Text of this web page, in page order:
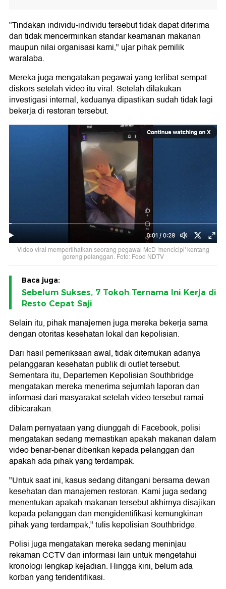
"Tindakan individu-individu tersebut tidak dapat diterima
dan tidak mencerminkan standar keamanan makanan
maupun nilai organisasi kami," ujar pihak pemilik
waralaba.
Mereka juga mengatakan pegawai yang terlibat sempat
diskors setelah video itu viral. Setelah dilakukan
investigasi internal, keduanya dipastikan sudah tidak lagi
bekerja di restoran tersebut.
Video viral memperlihatkan seorang pegawai McD 'mencicipi' kentang
goreng pelanggan. Foto: Food NDTV
Baca juga:
Sebelum Sukses, 7 Tokoh Ternama Ini Kerja di
Resto Cepat Saji
Selain itu, pihak manajemen juga mereka bekerja sama
dengan otoritas kesehatan lokal dan kepolisian.
Dari hasil pemeriksaan awal, tidak ditemukan adanya
pelanggaran kesehatan publik di outlet tersebut.
Sementara itu, Departemen Kepolisian Southbridge
mengatakan mereka menerima sejumlah laporan dan
informasi dari masyarakat setelah video tersebut ramai
dibicarakan.
Dalam pernyataan yang diunggah di Facebook, polisi
mengatakan sedang memastikan apakah makanan dalam
video benar-benar diberikan kepada pelanggan dan
apakah ada pihak yang terdampak.
"Untuk saat ini, kasus sedang ditangani bersama dewan
kesehatan dan manajemen restoran. Kami juga sedang
menentukan apakah makanan tersebut akhirnya disajikan
kepada pelanggan dan mengidentifikasi kemungkinan
pihak yang terdampak," tulis kepolisian Southbridge.
Polisi juga mengatakan mereka sedang meninjau
rekaman CCTV dan informasi lain untuk mengetahui
kronologi lengkap kejadian. Hingga kini, belum ada
korban yang teridentifikasi.